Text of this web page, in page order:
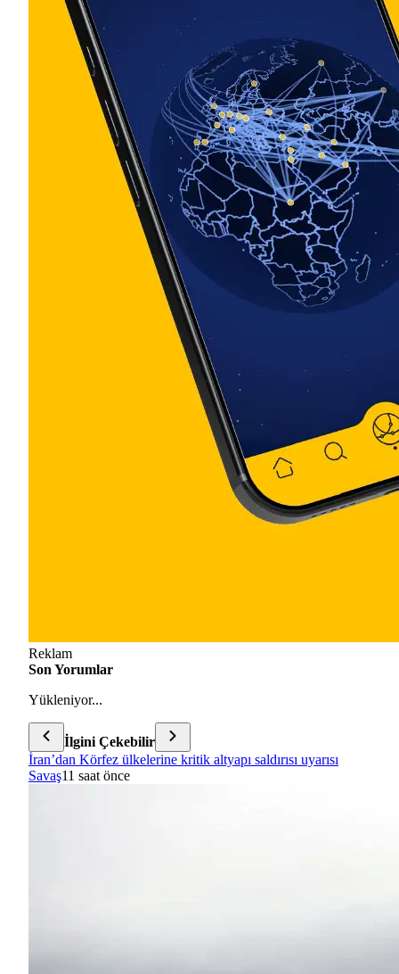
Reklam
Son Yorumlar
Yükleniyor...
İlgini Çekebilir
İran’dan Körfez ülkelerine kritik altyapı saldırısı uyarısı
Savaş11 saat önce